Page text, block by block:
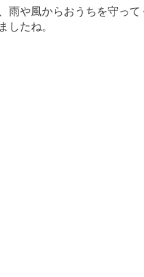
や風からおうちを守って
たね。